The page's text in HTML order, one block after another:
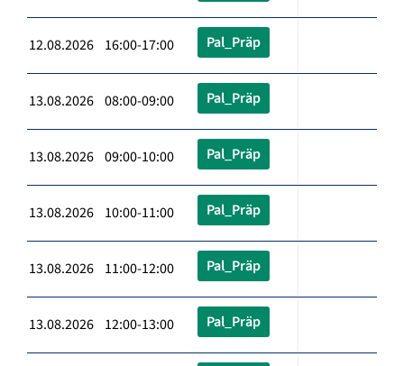
12.08.2026 16:00-17:00 Pal_Präp
13.08.2026 08:00-09:00 Pal_Präp
13.08.2026 09:00-10:00 Pal_Präp
13.08.2026 10:00-11:00 Pal_Präp
13.08.2026 11:00-12:00 Pal_Präp
13.08.2026 12:00-13:00 Pal_Präp